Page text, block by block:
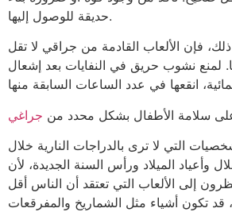
حديقة للوصول إليها.
فإن الألعاب القادمة من جراقي لا تقل
لمنع نشوب حريق في النفايات بعد إشعال
سلامة الأطفال بشكل محدد من جراغي
التي لا ترى بالدراجات النارية خلال
وأعياد الميلاد ورأس السنة الجديدة، لأن
إلى الألعاب التي تعتقد أن الناس أقل
قد تكون أشياء مثل الشماريخ والمفرقعات